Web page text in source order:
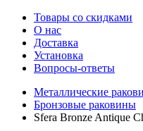
Товары со скидками
О нас
Доставка
Установка
Вопросы-ответы
Металлические
Бронзовые раковины
Sfera Bronze Antique